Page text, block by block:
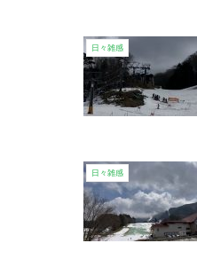
日々雑感
日々雑感